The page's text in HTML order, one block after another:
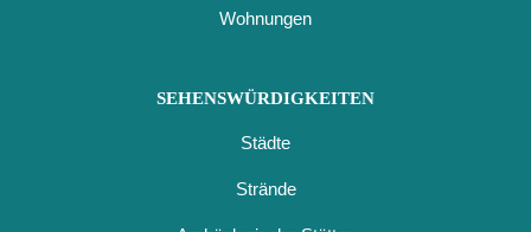
Wohnungen
SEHENSWÜRDIGKEITEN
Städte
Strände